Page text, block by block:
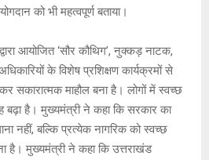
को भी महत्वपूर्ण बताया।
आयोजित ‘सौर कौथिग’, नुक्कड़ नाटक,
के विशेष प्रशिक्षण कार्यक्रमों से
सकारात्मक माहौल बना है। लोगों में स्वच्छ
बढ़ा है। मुख्यमंत्री ने कहा कि सरकार का
नहीं, बल्कि प्रत्येक नागरिक को स्वच्छ
है। मुख्यमंत्री ने कहा कि उत्तराखंड